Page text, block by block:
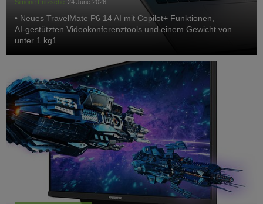
Simone Fritzsche 24 June 2026
• Neues TravelMate P6 14 AI mit Copilot+ Funktionen,
AI‑gestützten Videokonferenztools und einem Gewicht von
unter 1 kg1